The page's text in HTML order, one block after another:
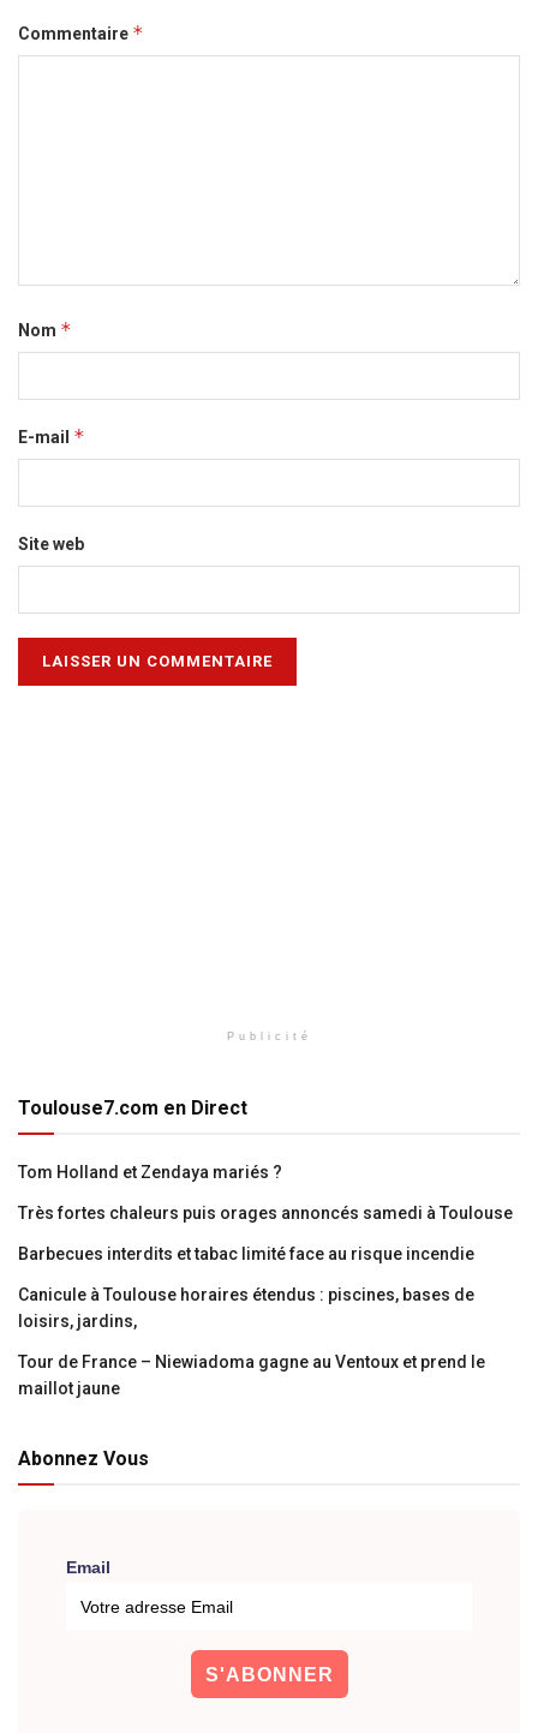
Commentaire *
Nom *
E-mail *
Site web
Publicité
Toulouse7.com en Direct
Tom Holland et Zendaya mariés ?
Très fortes chaleurs puis orages annoncés samedi à Toulouse
Barbecues interdits et tabac limité face au risque incendie
Canicule à Toulouse horaires étendus : piscines, bases de
loisirs, jardins,
Tour de France – Niewiadoma gagne au Ventoux et prend le
maillot jaune
Abonnez Vous
Email